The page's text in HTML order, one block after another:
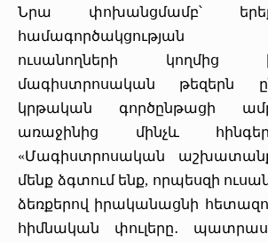
Նրա փոխանցմամբ՝
համագործակցության
ուսանողների կողմից
մագիստրոսական թեզերն
կրթական գործընթացի
առաջինից մինչև
«Մագիստրոսական
մենք ձգտում ենք, որպեսզի
ձեռքերով իրականացնի
հիմնական փուլերը․